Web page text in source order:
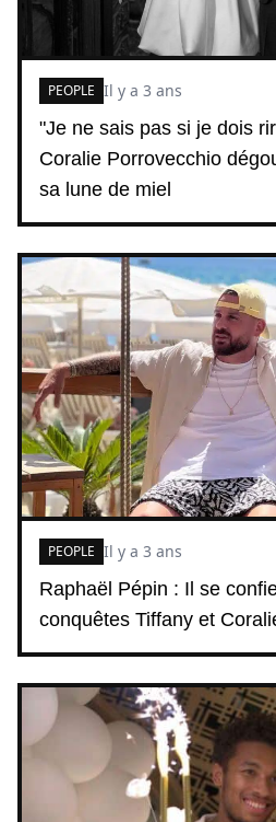
"Je ne sais pas si je dois
Coralie Porrovecchio
sa lune de miel
PEOPLE Il y a 3 ans
Raphaël Pépin : Il se
conquêtes Tiffany et
PEOPLE Il y a 3 ans